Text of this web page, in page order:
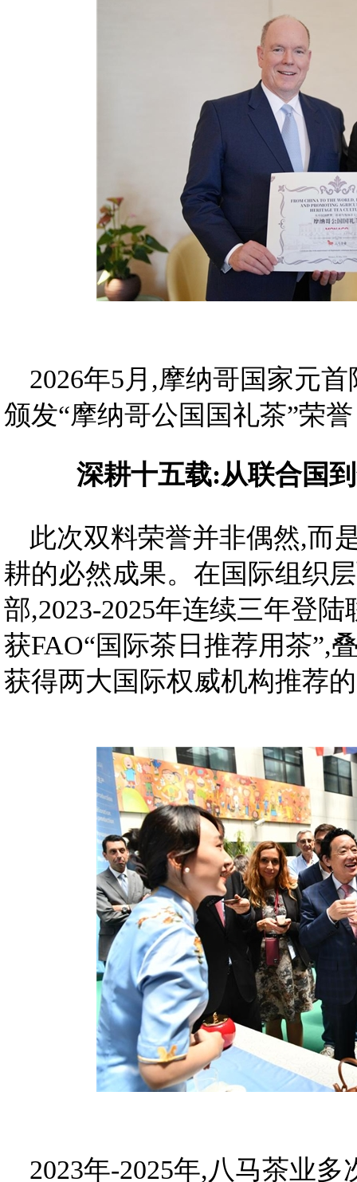
2026年5月,摩纳哥国家元
颁发“摩纳哥公国国礼茶”荣誉
深耕十五载:从联合国
此次双料荣誉并非偶然,而
耕的必然成果。在国际组织
部,2023-2025年连续三年登
获FAO“国际茶日推荐用茶”,
获得两大国际权威机构推荐
2023年-2025年,八马茶业